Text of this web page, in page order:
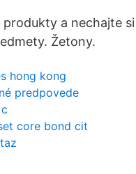
a nechajte
Žetony.
hong kong
predpovede
core bond cit